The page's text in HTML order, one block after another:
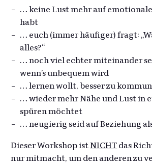
… keine Lust mehr auf
habt
… euch (immer häufiger) fragt:
alles?“
… noch viel echter miteinander
wenn’s unbequem wird
… lernen wollt, besser zu
… wieder mehr Nähe und Lust in
spüren möchtet
… neugierig seid auf Beziehung
Dieser Workshop istNICHT das
nur mitmacht, um den anderen zu